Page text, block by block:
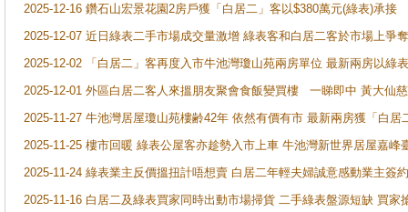
2025-12-16 鑽石山宏景花園2房戶獲「白居二」客以$380萬元(綠表)承接
2025-12-07 近日綠表二手市場成交量激增 綠表客和白居二客於市場上
2025-12-02 「白居二」客再度入市牛池灣瓊山苑兩房單位 最新兩房以綠
2025-12-01 外區白居二客人來搵朋友聚會食飯變買樓 一睇即中 黃大仙
2025-11-27 牛池灣居屋瓊山苑樓齢42年 依然有價有市 最新兩房獲「白居
2025-11-25 樓市回暖 綠表公屋客亦趁勢入市上車 牛池灣新世界居屋嘉峰
2025-11-24 綠表業主反價搵扭計唔想賣 白居二年輕夫婦誠意感動業主簽
2025-11-16 白居二及綠表買家同時出動市場掃貨 二手綠表盤源短缺 買